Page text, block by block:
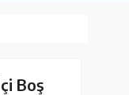
Boş